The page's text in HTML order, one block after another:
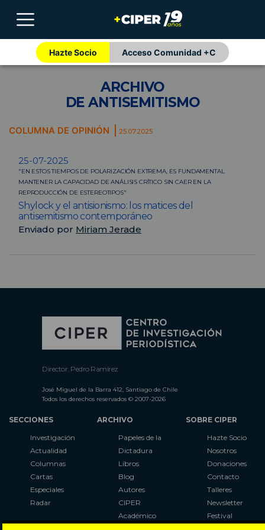
Hazte Socio Acceso Comunidad +C
ARCHIVO
DE ANTISEMITISMO
COLUMNA DE OPINIÓN 25.07.2025
25-07-2025
"EN ESTOS TIEMPOS DE POLARIZACIÓN EXTREMA, ES FUNDAMENTAL
MANTENER LA CAPACIDAD DE ANÁLISIS CRÍTICO SIN CAER EN LA
REPRODUCCIÓN DE ESTEREOTIPOS"
Shylock y el antisionismo: los matices del
antisemitismo contemporáneo
Enviado por Miriam Jerade
Director: Pedro Ramírez
José Miguel de la Barra 412, Santiago de Chile
Todos los derechos reservados © 2007-2026
SECCIONES
Investigación
Actualidad
Columnas
Cartas
Especiales
Radar
ARCHIVO
Papeles de la
Dictadura
Libros
Blog
Autores
CIPER
Académico
SOBRE CIPER
Hazte Socio
Nosotros
Donaciones
Contacto
Talleres
Newsletter
Festival